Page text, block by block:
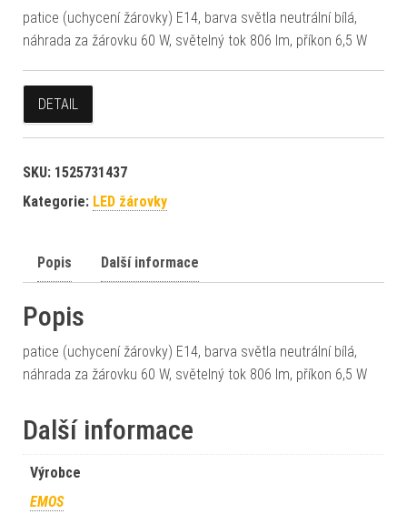
patice (uchycení žárovky) E14, barva světla neutrální bílá,
náhrada za žárovku 60 W, světelný tok 806 lm, příkon 6,5 W
DETAIL
SKU: 1525731437
Kategorie: LED žárovky
Popis Další informace
Popis
patice (uchycení žárovky) E14, barva světla neutrální bílá,
náhrada za žárovku 60 W, světelný tok 806 lm, příkon 6,5 W
Další informace
Výrobce
EMOS